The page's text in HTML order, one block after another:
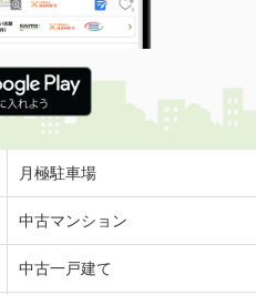
月極駐車場
中古マンション
中古一戸建て